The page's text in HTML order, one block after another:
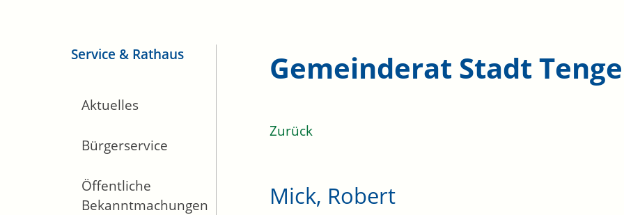
Service & Rathaus
Aktuelles
Bürgerservice
Öffentliche
Bekanntmachungen
Gemeinderat Stadt
Zurück
Mick, Robert